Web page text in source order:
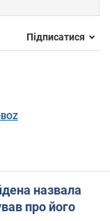
Підписатися
назвала
про його